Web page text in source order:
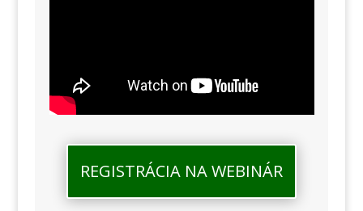
REGISTRÁCIA NA WEBINÁR